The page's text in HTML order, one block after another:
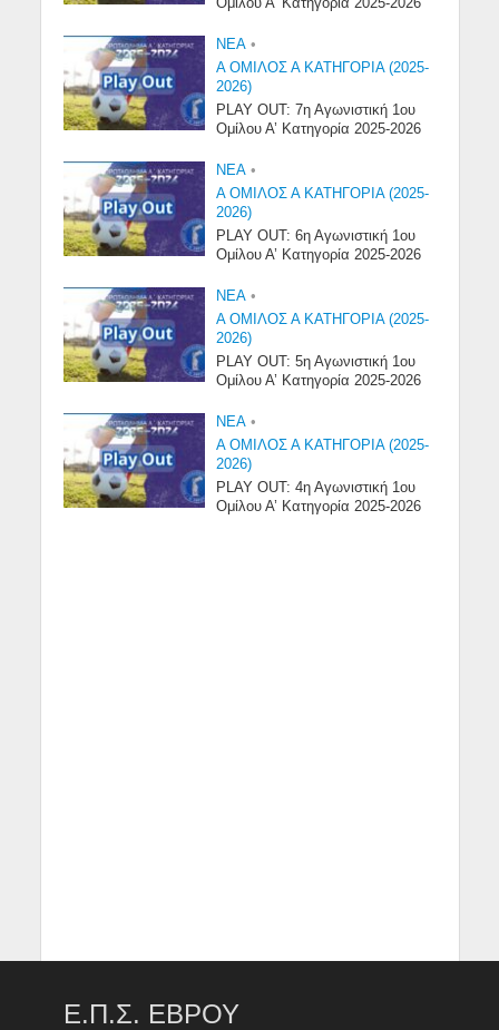
Ομίλου Α’ Κατηγορία 2025-2026
NEA •
Α ΟΜΙΛΟΣ Α ΚΑΤΗΓΟΡΙΑ (2025-
2026)
PLAY OUT: 7η Αγωνιστική 1ου
Ομίλου Α’ Κατηγορία 2025-2026
NEA •
Α ΟΜΙΛΟΣ Α ΚΑΤΗΓΟΡΙΑ (2025-
2026)
PLAY OUT: 6η Αγωνιστική 1ου
Ομίλου Α’ Κατηγορία 2025-2026
NEA •
Α ΟΜΙΛΟΣ Α ΚΑΤΗΓΟΡΙΑ (2025-
2026)
PLAY OUT: 5η Αγωνιστική 1ου
Ομίλου Α’ Κατηγορία 2025-2026
NEA •
Α ΟΜΙΛΟΣ Α ΚΑΤΗΓΟΡΙΑ (2025-
2026)
PLAY OUT: 4η Αγωνιστική 1ου
Ομίλου Α’ Κατηγορία 2025-2026
Ε.Π.Σ. ΕΒΡΟΥ